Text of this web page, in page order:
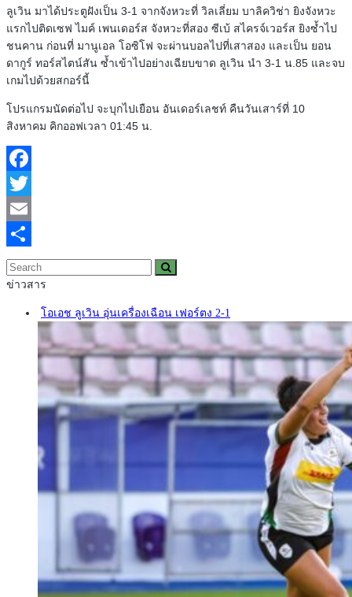
ลูเวิน มาได้ประตูฝังเป็น 3-1 จากจังหวะที่ วิลเลี่ยม บาลิควิช่า ยิงจังหวะ
แรกไปติดเซฟ ไมค์ เพนเดอร์ส จังหวะที่สอง ซีเบ้ สไครจ์เวอร์ส ยิงซ้ำไป
ชนคาน ก่อนที่ มานูเอล โอซิโฟ จะผ่านบอลไปที่เสาสอง และเป็น ยอน
ดากูร์ ทอร์สไตน์สัน ซ้ำเข้าไปอย่างเฉียบขาด ลูเวิน นำ 3-1 น.85 และจบ
เกมไปด้วยสกอร์นี้
โปรแกรมนัดต่อไป จะบุกไปเยือน อันเดอร์เลชท์ คืนวันเสาร์ที่ 10
สิงหาคม คิกออฟเวลา 01:45 น.
Facebook
Twitter
Email
Share
ข่าวสาร
โอเอช ลูเวิน อุ่นเครื่องเฉือน เฟอร์ตง 2-1